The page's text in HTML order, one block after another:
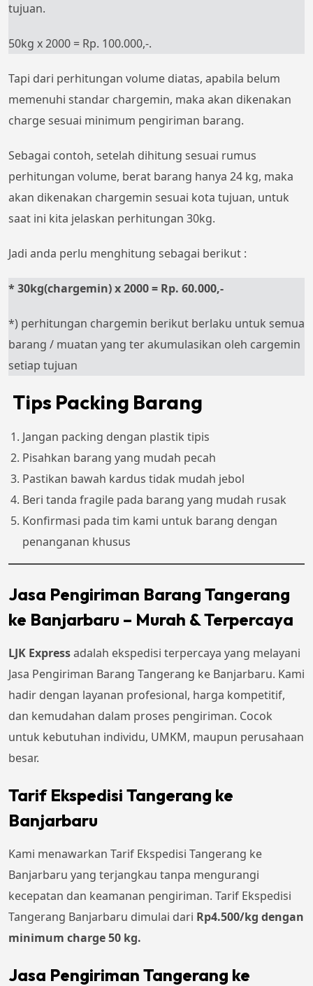
tujuan.
50kg x 2000 = Rp. 100.000,-.
Tapi dari perhitungan volume diatas, apabila belum
memenuhi standar chargemin, maka akan dikenakan
charge sesuai minimum pengiriman barang.
Sebagai contoh, setelah dihitung sesuai rumus
perhitungan volume, berat barang hanya 24 kg, maka
akan dikenakan chargemin sesuai kota tujuan, untuk
saat ini kita jelaskan perhitungan 30kg.
Jadi anda perlu menghitung sebagai berikut :
* 30kg(chargemin) x 2000 = Rp. 60.000,-
*) perhitungan chargemin berikut berlaku untuk semua
barang / muatan yang ter akumulasikan oleh cargemin
setiap tujuan
Tips Packing Barang
Jangan packing dengan plastik tipis
Pisahkan barang yang mudah pecah
Pastikan bawah kardus tidak mudah jebol
Beri tanda fragile pada barang yang mudah rusak
Konfirmasi pada tim kami untuk barang dengan
penanganan khusus
Jasa Pengiriman Barang Tangerang
ke Banjarbaru – Murah & Terpercaya
LJK Expressadalah ekspedisi terpercaya yang melayani
Jasa Pengiriman Barang Tangerang ke Banjarbaru. Kami
hadir dengan layanan profesional, harga kompetitif,
dan kemudahan dalam proses pengiriman. Cocok
untuk kebutuhan individu, UMKM, maupun perusahaan
besar.
Tarif Ekspedisi Tangerang ke
Banjarbaru
Kami menawarkan Tarif Ekspedisi Tangerang ke
Banjarbaru yang terjangkau tanpa mengurangi
kecepatan dan keamanan pengiriman. Tarif Ekspedisi
Tangerang Banjarbaru dimulai dari Rp4.500/kg dengan
minimum charge 50 kg.
Jasa Pengiriman Tangerang ke